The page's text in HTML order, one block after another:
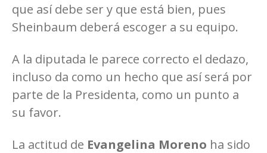
que así debe ser y que está bien, pues
Sheinbaum deberá escoger a su equipo.
A la diputada le parece correcto el dedazo,
incluso da como un hecho que así será por
parte de la Presidenta, como un punto a
su favor.
La actitud de Evangelina Moreno ha sido